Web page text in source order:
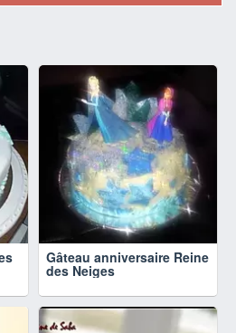
Gâteau anniversaire Reine
des Neiges